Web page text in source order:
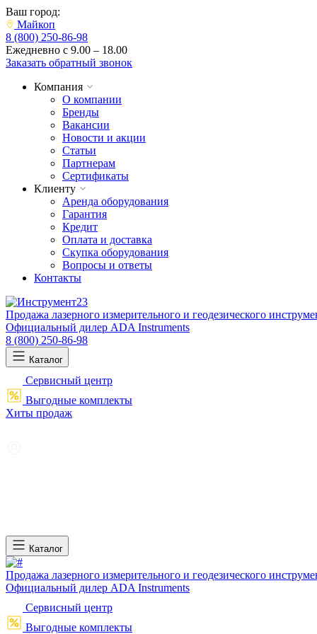
Ваш город:
Майкоп
8 (800) 250-86-98
Ежедневно с 9.00 – 18.00
Заказать обратный звонок
Компания
О компании
Бренды
Вакансии
Новости и акции
Статьи
Партнерам
Сертификаты
Клиенту
Аренда оборудования
Гарантия
Кредит
Оплата и доставка
Скупка оборудования
Вопросы и ответы
Контакты
Продажа лазерного измерительного и геодезического
Официальный дилер ADA Instruments
8 (800) 250-86-98
Каталог
Сервисный центр
Выгодные комплекты
Хиты продаж
Каталог
Продажа лазерного измерительного и геодезического
Официальный дилер ADA Instruments
Сервисный центр
Выгодные комплекты